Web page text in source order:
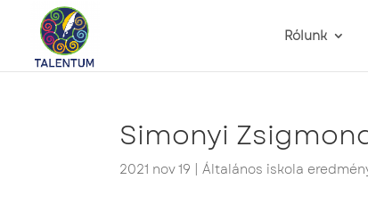
Rólunk
Simonyi
2021 nov 19 |Általános iskola